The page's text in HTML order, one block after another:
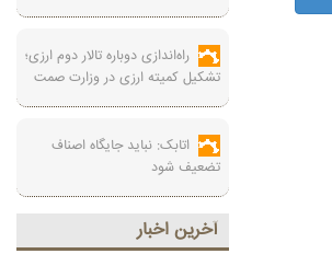
راه‌اندازی دوباره تالار دوم ارزی؛
تشکیل کمیته ارزی در وزارت صمت
اتابک: نباید جایگاه اصناف
تضعیف شود
آخرين اخبار